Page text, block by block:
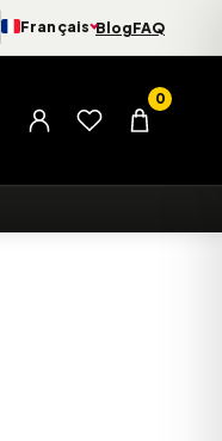
Français
Changer de langue
BlogFAQ
Menu du compte
Liste d’envies
Panier
0